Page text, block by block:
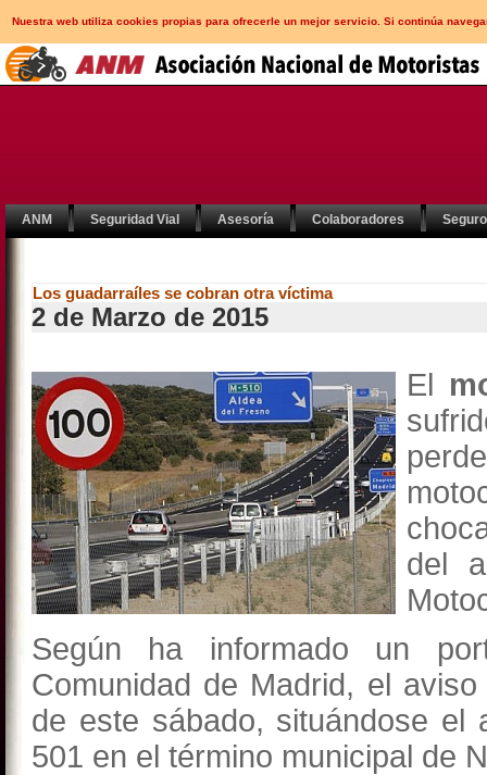
Nuestra web utiliza cookies propias para ofrecerle un mejor servicio. Si continúa
ANM Seguridad Vial Asesoría Colaboradores
Los guadarraíles se cobran otra víctima
2 de Marzo de 2015
El
del
Según ha informado un
Comunidad de Madrid, el
de este sábado, situándose
501 en el término municipal de